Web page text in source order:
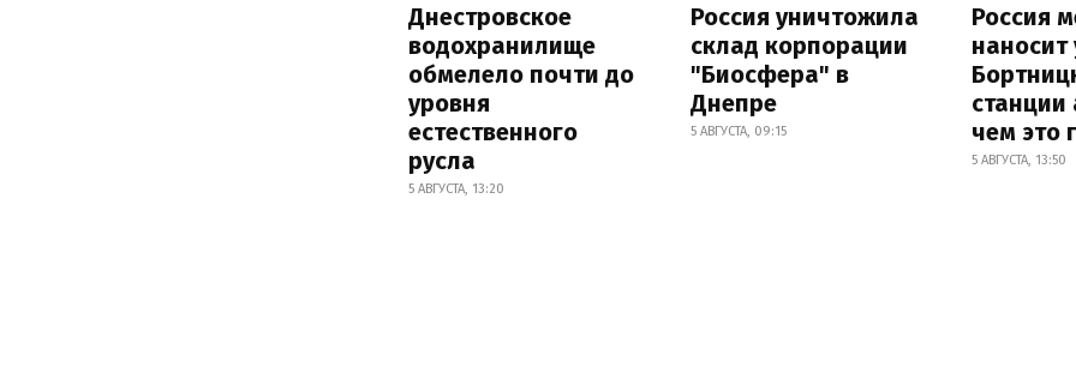
Днестровское
водохранилище
обмелело почти до
уровня
естественного
русла
5 АВГУСТА, 13:20
Россия уничтожила
склад корпорации
"Биосфера" в
Днепре
5 АВГУСТА, 09:15
Россия
станции
чем это
5 АВГУСТА, 13:50